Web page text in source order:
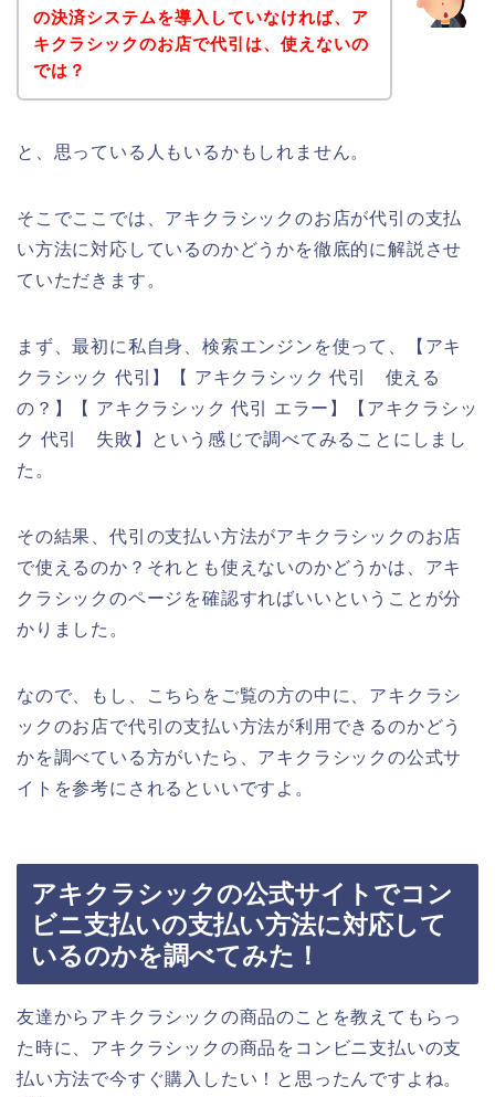
の決済システムを導入していなければ、ア
キクラシックのお店で代引は、使えないの
では？
と、思っている人もいるかもしれません。
そこでここでは、アキクラシックのお店が代引の支払
い方法に対応しているのかどうかを徹底的に解説させ
ていただきます。
まず、最初に私自身、検索エンジンを使って、【アキ
クラシック 代引】【 アキクラシック 代引 使える
の？】【 アキクラシック 代引 エラー】【アキクラシッ
ク 代引 失敗】という感じで調べてみることにしまし
た。
その結果、代引の支払い方法がアキクラシックのお店
で使えるのか？それとも使えないのかどうかは、アキ
クラシックのページを確認すればいいということが分
かりました。
なので、もし、こちらをご覧の方の中に、アキクラシ
ックのお店で代引の支払い方法が利用できるのかどう
かを調べている方がいたら、アキクラシックの公式サ
イトを参考にされるといいですよ。
アキクラシックの公式サイトでコン
ビニ支払いの支払い方法に対応して
いるのかを調べてみた！
友達からアキクラシックの商品のことを教えてもらっ
た時に、アキクラシックの商品をコンビニ支払いの支
払い方法で今すぐ購入したい！と思ったんですよね。